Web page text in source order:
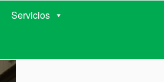
Servicios